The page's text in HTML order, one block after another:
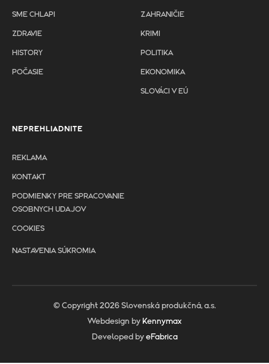
SME CHLAPI
ZDRAVIE
HISTORY
POČASIE
ZAHRANIČIE
KRIMI
POLITIKA
EKONOMIKA
SLOVÁCI V EÚ
NEPREHLIADNITE
REKLAMA
KONTAKT
PODMIENKY PRE SPRACOVANIE
OSOBNYCH UDAJOV
COOKIES
NASTAVENIA SÚKROMIA
© Copyright 2026 Slovenská produkčná, a.s.
Webdesign by Kennymax
Developed by eFabrica